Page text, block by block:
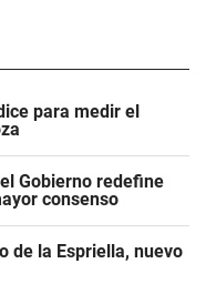
para medir el
Gobierno redefine
consenso
de la Espriella, nuevo